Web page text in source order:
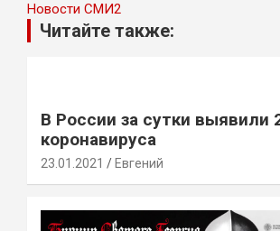
Новости СМИ2
Читайте также:
В России за сутки выявили
коронавируса
23.01.2021 Евгений